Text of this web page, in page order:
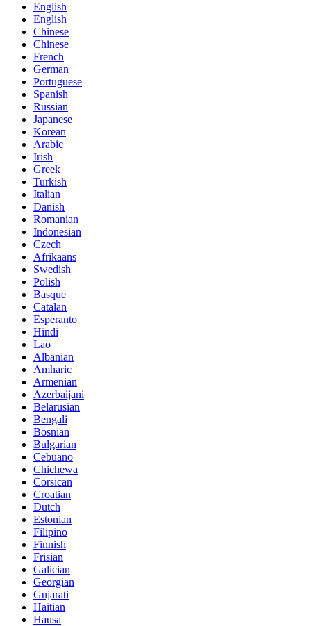
English
English
Chinese
Chinese
French
German
Portuguese
Spanish
Russian
Japanese
Korean
Arabic
Irish
Greek
Turkish
Italian
Danish
Romanian
Indonesian
Czech
Afrikaans
Swedish
Polish
Basque
Catalan
Esperanto
Hindi
Lao
Albanian
Amharic
Armenian
Azerbaijani
Belarusian
Bengali
Bosnian
Bulgarian
Cebuano
Chichewa
Corsican
Croatian
Dutch
Estonian
Filipino
Finnish
Frisian
Galician
Georgian
Gujarati
Haitian
Hausa